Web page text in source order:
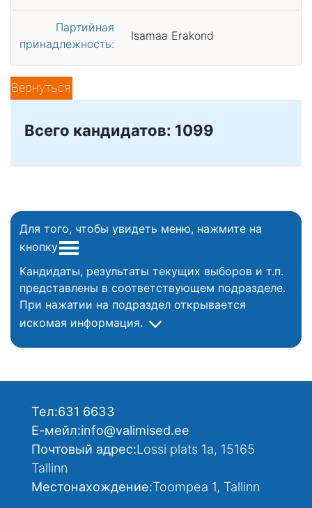
Партийная
принадлежность:
Isamaa Erakond
Вернуться
Всего кандидатов: 1099
Для того, чтобы увидеть меню, нажмите на
кнопку
Кандидаты, результаты текущих выборов и т.п.
представлены в соответствующем подразделе.
При нажатии на подраздел открывается
искомая информация.
Тел:631 6633
Е-мейл:info@valimised.ee
Почтовый адрес:Lossi plats 1a, 15165
Tallinn
Местонахождение:Toompea 1, Tallinn